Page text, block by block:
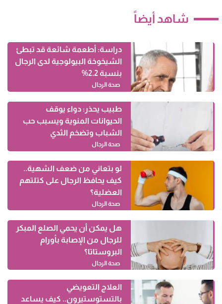
شاهد أيضاً
دراسة: أطعمة شائعة قد تبطئ
الشيخوخة البيولوجية لدى الرجال
بنسبة 2.2%
صحة الرجال
طبيب يحذر: دواء يوقف
الحيوانات المنوية ويسبب حب
الشباب وتضخم الثدي
صحة الرجال
لو بتعاني من ضعف الشهية..
كيف يحافظ الرجال على كتلتهم
العضلية؟
صحة الرجال
هل يمكن أن يحمي الصلع المبكر
للرجال من الإصابة بأورام
البروستاتا؟
صحة الرجال
العلاج التعويضي
بالتستوستيرون.. كيف يساعد